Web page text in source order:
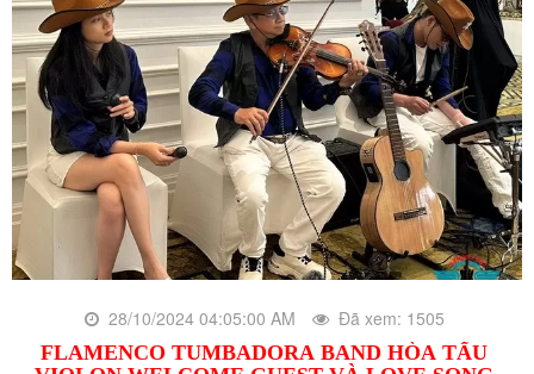
28/10/2024 04:05:00 AM Đã xem: 1505
FLAMENCO TUMBADORA BAND HÒA TẤU